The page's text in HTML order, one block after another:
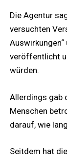
Die Agentur
versuchten
veröffentlicht
würden.
Allerdings gab
Menschen
darauf, wie
Seitdem hat